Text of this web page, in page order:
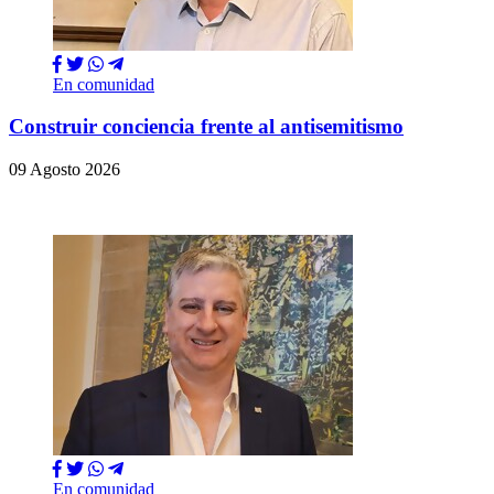
En comunidad
Construir conciencia frente al antisemitismo
09 Agosto 2026
En comunidad